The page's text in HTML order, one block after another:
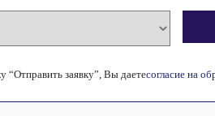
заявку”, Вы даетесогласие на